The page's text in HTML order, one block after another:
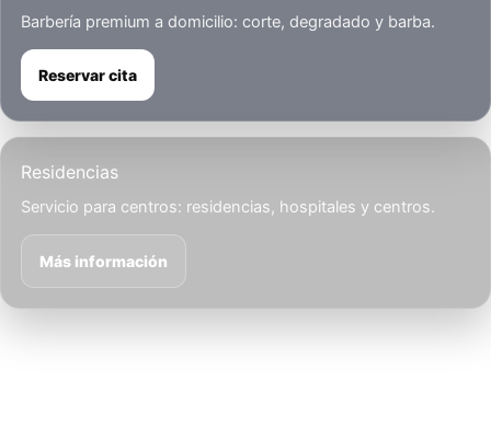
Barbería premium a domicilio: corte, degradado y barba.
Reservar cita
Residencias
Servicio para centros: residencias, hospitales y centros.
Más información